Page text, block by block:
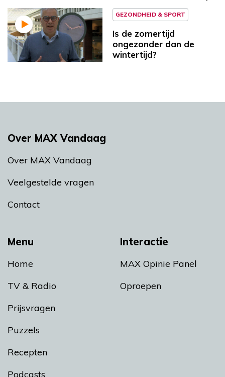
GEZONDHEID & SPORT
Is de zomertijd
ongezonder dan de
wintertijd?
Menu
Home
TV & Radio
Prijsvragen
Puzzels
Recepten
Podcasts
Interactie
MAX Opinie Panel
Oproepen
Over MAX Vandaag
Over MAX Vandaag
Veelgestelde vragen
Contact